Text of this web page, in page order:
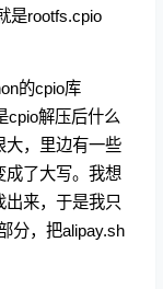
是rootfs.cpio
的cpio库
cpio解压后什么
大，里边有一些
成了大写。我想
来，于是我只
分，把alipay.sh